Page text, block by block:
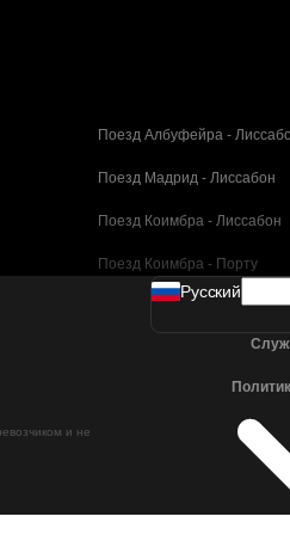
Поезд Албуфейра -
Поезд Мадрид - Лиссабон
Поезд Коимбра - Лиссабон
Поезд Коимбра - Порту
Поезд Валенсия -
Поезд Севилья - Барселона
Поезд Малага - Барселона
Поезд Малага - Мадрид
и не
Pусский